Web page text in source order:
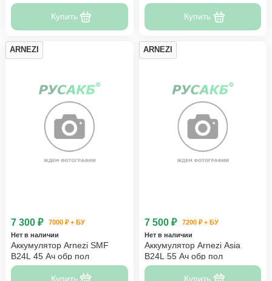
Купить Купить
ARNEZI
7 300 ₽
7000 ₽ + БУ
Нет в наличии
Аккумулятор Arnezi SMF
B24L 45 Ач обр пол
Купить
ARNEZI
7 500 ₽
7200 ₽ + БУ
Нет в наличии
Аккумулятор Arnezi Asia
B24L 55 Ач обр пол
Купить